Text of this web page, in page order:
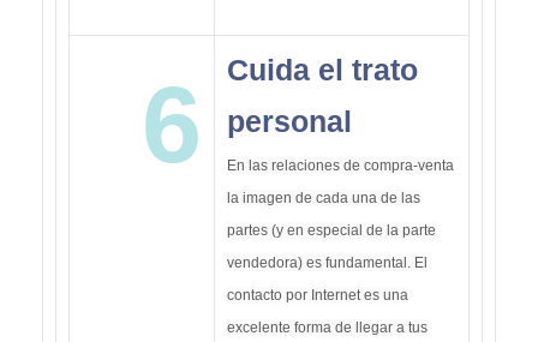
6
Cuida el trato
personal
En las relaciones de compra-venta
la imagen de cada una de las
partes (y en especial de la parte
vendedora) es fundamental. El
contacto por Internet es una
excelente forma de llegar a tus